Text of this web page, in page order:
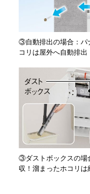
③自動排出の場合：パ
コリは屋外へ自動排出
③ダストボックスの場
収！溜まったホコリは